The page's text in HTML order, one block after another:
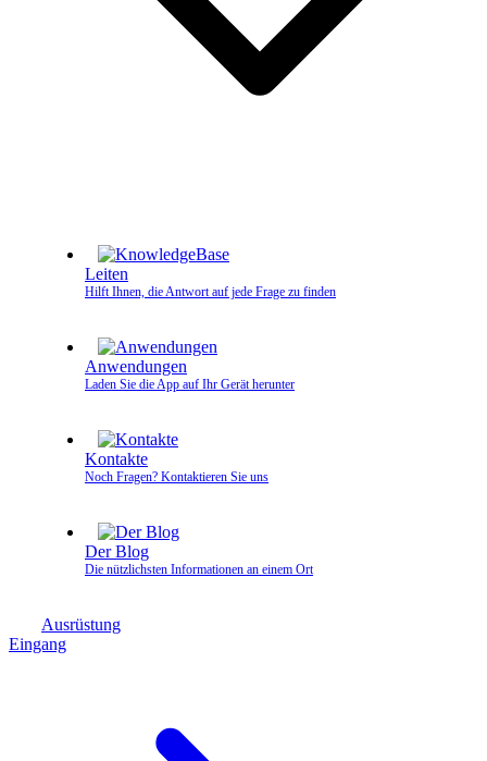
Leiten
Hilft Ihnen, die Antwort auf jede Frage zu finden
Anwendungen
Laden Sie die App auf Ihr Gerät herunter
Kontakte
Noch Fragen? Kontaktieren Sie uns
Der Blog
Die nützlichsten Informationen an einem Ort
Ausrüstung
Eingang